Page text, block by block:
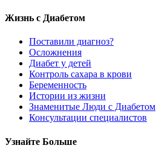
Жизнь с Диабетом
Поставили диагноз?
Осложнения
Диабет у детей
Контроль сахара в крови
Беременность
Истории из жизни
Знаменитые Люди с Диабетом
Консультации специалистов
Узнайте Больше